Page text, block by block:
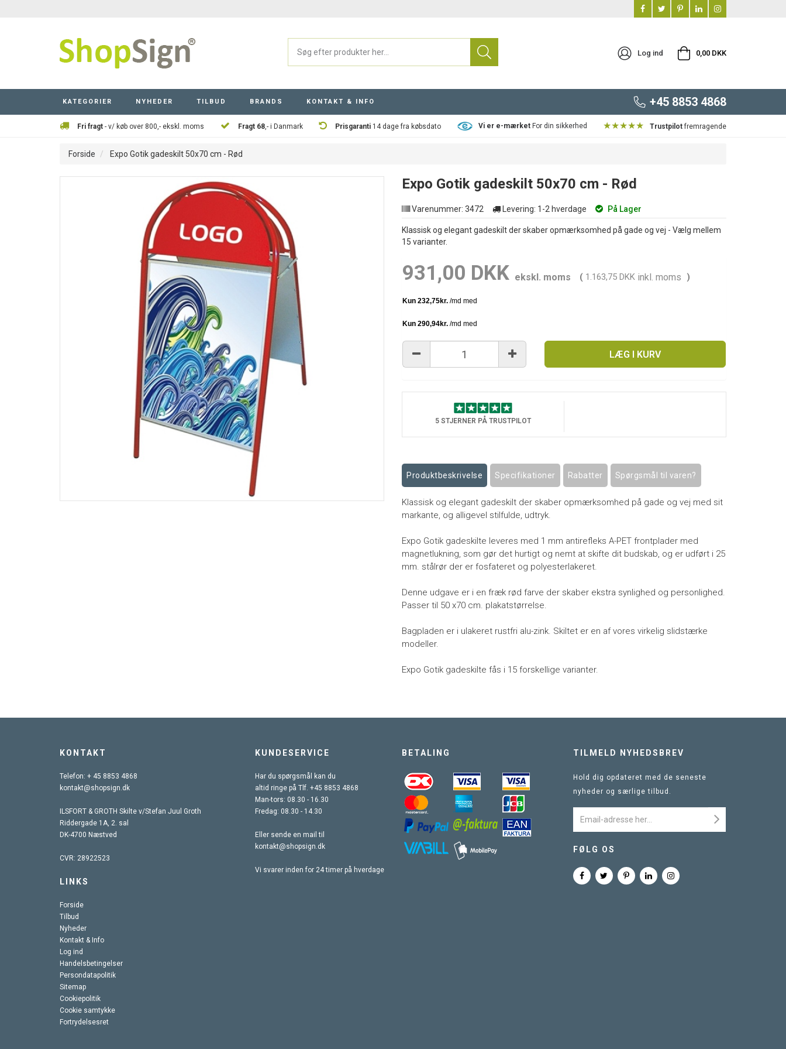
Log ind 0,00 DKK
KATEGORIER NYHEDER TILBUD BRANDS KONTAKT & INFO +45 8853 4868
Fri fragt - v/ køb over 800,- ekskl. moms Fragt 68,- i Danmark Prisgaranti 14 dage fra købsdato Vi er e-mærketFor din sikkerhed ★★★★★ Trustpilotfremragende
Forside Expo Gotik gadeskilt 50x70 cm - Rød
Expo Gotik gadeskilt 50x70 cm - Rød
Varenummer: 3472 Levering: 1-2 hverdage På Lager
Klassisk og elegant gadeskilt der skaber opmærksomhed på gade og vej - Vælg mellem
15 varianter.
931,00 DKK ekskl. moms ( 1.163,75 DKK inkl. moms )
LÆG I KURV
5 STJERNER PÅ TRUSTPILOT
Produktbeskrivelse Specifikationer Rabatter Spørgsmål til varen?
Klassisk og elegant gadeskilt der skaber opmærksomhed på gade og vej med sit
markante, og alligevel stilfulde, udtryk.
Expo Gotik gadeskilte leveres med 1 mm antirefleks A-PET frontplader med
magnetlukning, som gør det hurtigt og nemt at skifte dit budskab, og er udført i 25
mm. stålrør der er fosfateret og polyesterlakeret.
Denne udgave er i en fræk rød farve der skaber ekstra synlighed og personlighed.
Passer til 50 x70 cm. plakatstørrelse.
Bagpladen er i ulakeret rustfri alu-zink. Skiltet er en af vores virkelig slidstærke
modeller.
Expo Gotik gadeskilte fås i 15 forskellige varianter.
KONTAKT
Telefon: + 45 8853 4868
kontakt@shopsign.dk
ILSFORT & GROTH Skilte v/Stefan Juul Groth
Riddergade 1A, 2. sal
DK-4700 Næstved
CVR: 28922523
KUNDESERVICE
Har du spørgsmål kan du
altid ringe på Tlf. +45 8853 4868
Man-tors: 08.30 - 16.30
Fredag: 08.30 - 14.30
Eller sende en mail til
kontakt@shopsign.dk
Vi svarer inden for 24 timer på hverdage
LINKS
Forside
Tilbud
Nyheder
Kontakt & Info
Log ind
Handelsbetingelser
Persondatapolitik
Sitemap
Cookiepolitik
Cookie samtykke
Fortrydelsesret
BETALING TILMELD NYHEDSBREV
Hold dig opdateret med de seneste
nyheder og særlige tilbud.
FØLG OS